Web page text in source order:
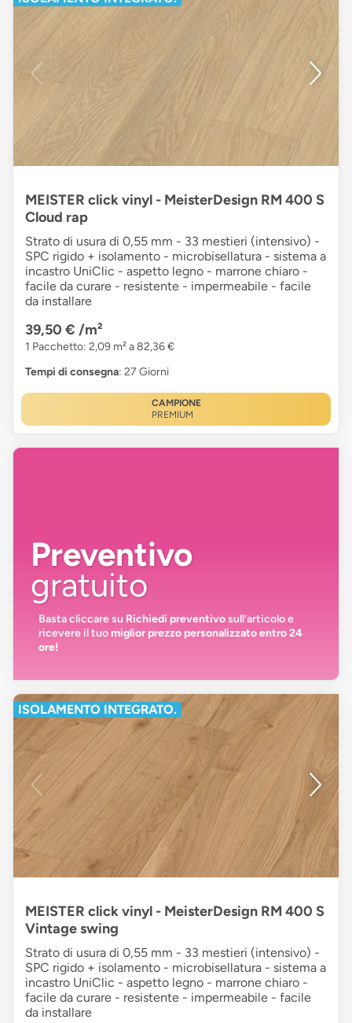
MEISTER click vinyl - MeisterDesign RM 400 S
Cloud rap
Strato di usura di 0,55 mm - 33 mestieri (intensivo) -
SPC rigido + isolamento - microbisellatura - sistema a
incastro UniClic - aspetto legno - marrone chiaro -
facile da curare - resistente - impermeabile - facile
da installare
39,50 € /m²
1 Pacchetto: 2,09 m² a 82,36 €
Tempi di consegna: 27 Giorni
CAMPIONE
PREMIUM
Preventivo
gratuito
Basta cliccare su Richiedi preventivosull’articolo e
ricevere il tuomiglior prezzo personalizzato entro 24
ore!
ISOLAMENTO INTEGRATO.
MEISTER click vinyl - MeisterDesign RM 400 S
Vintage swing
Strato di usura di 0,55 mm - 33 mestieri (intensivo) -
SPC rigido + isolamento - microbisellatura - sistema a
incastro UniClic - aspetto legno - marrone chiaro -
facile da curare - resistente - impermeabile - facile
da installare